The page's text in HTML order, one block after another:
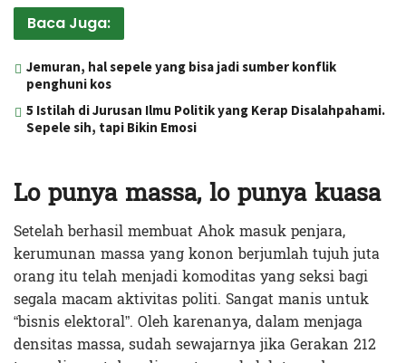
Baca Juga:
Jemuran, hal sepele yang bisa jadi sumber konflik
penghuni kos
5 Istilah di Jurusan Ilmu Politik yang Kerap Disalahpahami.
Sepele sih, tapi Bikin Emosi
Lo punya massa, lo punya kuasa
Setelah berhasil membuat Ahok masuk penjara,
kerumunan massa yang konon berjumlah tujuh juta
orang itu telah menjadi komoditas yang seksi bagi
segala macam aktivitas politi. Sangat manis untuk
“bisnis elektoral”. Oleh karenanya, dalam menjaga
densitas massa, sudah sewajarnya jika Gerakan 212